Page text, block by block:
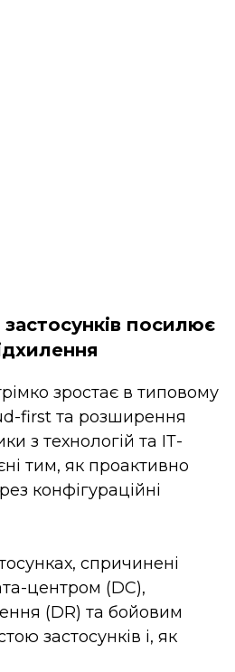
посилює
зростає в типовому
first та розширення
з технологій та ІТ-
тим, як проактивно
конфігураційні
спричинені
центром (DC),
(DR) та бойовим
застосунків і, як